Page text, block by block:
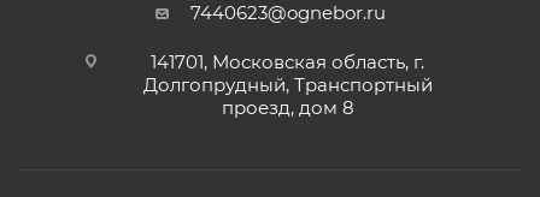
7440623@ognebor.ru
141701, Московская область, г.
Долгопрудный, Транспортный
проезд, дом 8